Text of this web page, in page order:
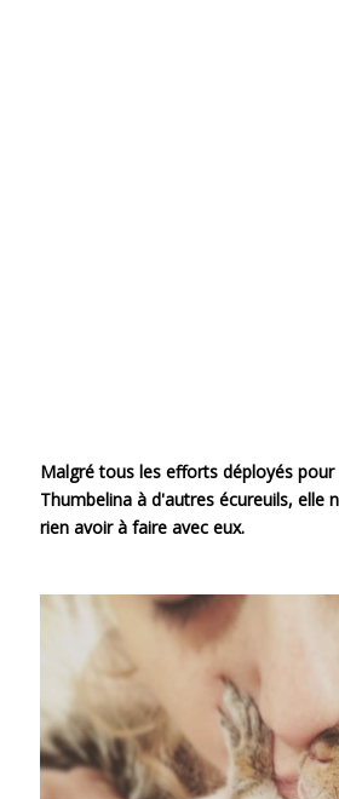
Malgré tous les efforts déployés
Thumbelina à d'autres écureuils, elle
rien avoir à faire avec eux.